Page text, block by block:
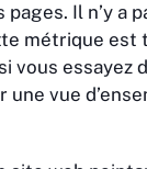
Il n’y a
métrique
essayez
une vue